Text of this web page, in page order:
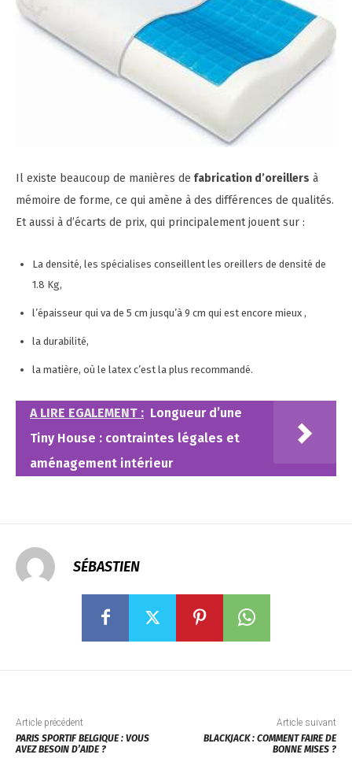
Il existe beaucoup de manières de fabrication d’oreillers à
mémoire de forme, ce qui amène à des différences de qualités.
Et aussi à d’écarts de prix, qui principalement jouent sur :
La densité, les spécialises conseillent les oreillers de densité de
1.8 Kg,
l’épaisseur qui va de 5 cm jusqu’à 9 cm qui est encore mieux ,
la durabilité,
la matière, où le latex c’est la plus recommandé.
A LIRE EGALEMENT : Longueur d’une
Tiny House : contraintes légales et
aménagement intérieur
SÉBASTIEN
Article précédent
PARIS SPORTIF BELGIQUE : VOUS
AVEZ BESOIN D’AIDE ?
Article suivant
BLACKJACK : COMMENT FAIRE DE
BONNE MISES ?